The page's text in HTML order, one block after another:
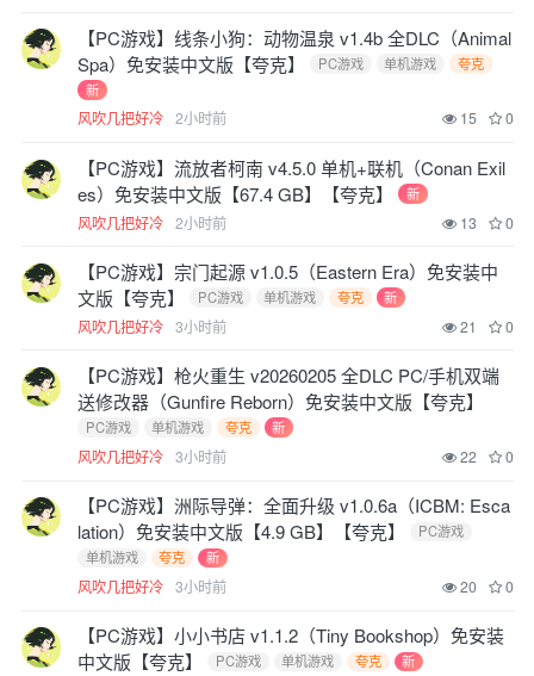
【PC游戏】线条小狗：动物温泉 v1.4b 全DLC（Animal
Spa）免安装中文版【夸克】
PC游戏 单机游戏
夸克
新
风吹几把好冷 2小时前 15 0
【PC游戏】流放者柯南 v4.5.0 单机+联机（Conan Exil
es）免安装中文版【67.4 GB】【夸克】
新
风吹几把好冷 2小时前 13 0
【PC游戏】宗门起源 v1.0.5（Eastern Era）免安装中
文版【夸克】
PC游戏 单机游戏 夸克 新
风吹几把好冷 3小时前 21 0
【PC游戏】枪火重生 v20260205 全DLC PC/手机双端
送修改器（Gunfire Reborn）免安装中文版【夸克】
PC游戏 单机游戏 夸克 新
风吹几把好冷 3小时前 22 0
【PC游戏】洲际导弹：全面升级 v1.0.6a（ICBM: Esca
lation）免安装中文版【4.9 GB】【夸克】
PC游戏
单机游戏
夸克 新
风吹几把好冷 3小时前 20 0
【PC游戏】小小书店 v1.1.2（Tiny Bookshop）免安装
中文版【夸克】
PC游戏 单机游戏 夸克 新